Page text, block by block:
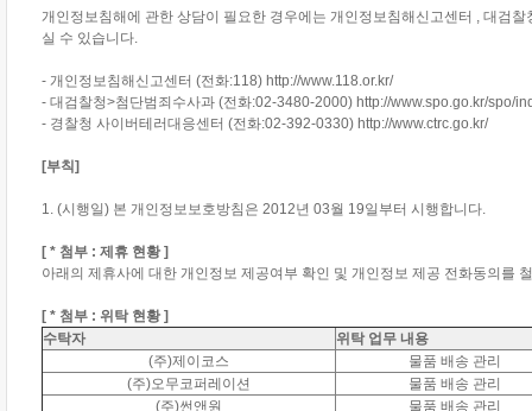
개인정보침해에 관한 상담이 필요한 경우에는 개인정보침해신고센터 , 대검
실 수 있습니다.
- 개인정보침해신고센터 (전화:118) http://www.118.or.kr/
- 대검찰청>첨단범죄수사과 (전화:02-3480-2000) http://www.spo.go.kr/spo/
- 경찰청 사이버테러대응센터 (전화:02-392-0330) http://www.ctrc.go.kr/
[부칙]
1. (시행일) 본 개인정보보호방침은 2012년 03월 19일부터 시행합니다.
[ * 첨부 : 제휴 현황 ]
아래의 제휴사에 대한 개인정보 제공여부 확인 및 개인정보 제공 전화동의를
[ * 첨부 : 위탁 현황 ]
수탁자
위탁 업무 내용
(주)제이코스
물품 배송 관리
(주)오무코퍼레이션
물품 배송 관리
(주)썬앤원
물품 배송 관리